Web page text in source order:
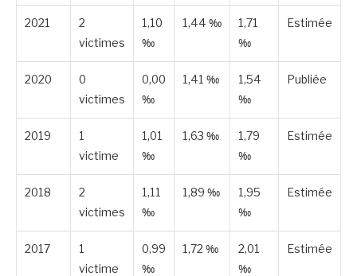
2021
2
victimes
1,10
‰
1,44 ‰
1,71
‰
Estimée
2020
0
victimes
0,00
‰
1,41 ‰
1,54
‰
Publiée
2019
1
victime
1,01
‰
1,63 ‰
1,79
‰
Estimée
2018
2
victimes
1,11
‰
1,89 ‰
1,95
‰
Estimée
2017
1
victime
0,99
‰
1,72 ‰
2,01
‰
Estimée